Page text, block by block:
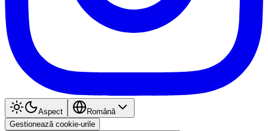
Aspect
Română
Gestionează cookie-urile